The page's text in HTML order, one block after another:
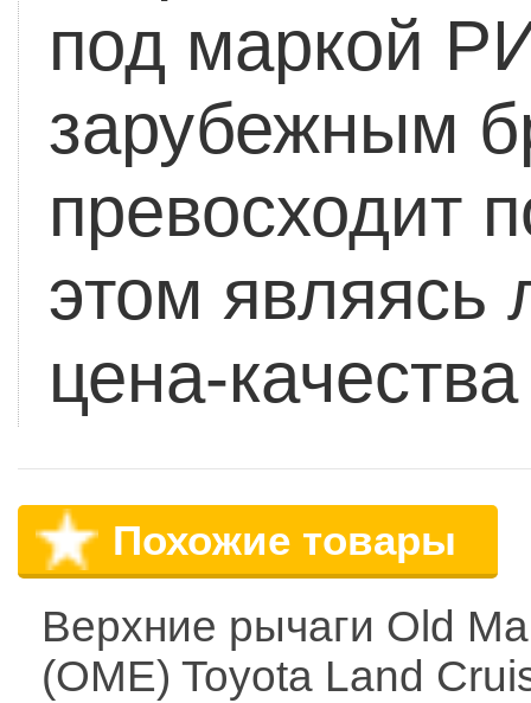
под маркой
зарубежным
превосходит
этом
цена-
Похожие товары
Верхние рычаги Old
(OME) Toyota Land